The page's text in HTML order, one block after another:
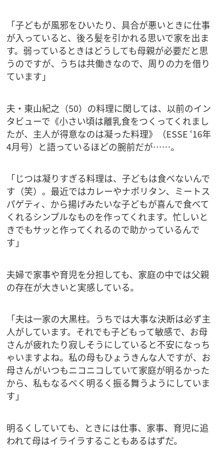
「子どもが風邪をひいたり、具合が悪いときに仕事
が入っていると、後ろ髪を引かれる思いで家を出ま
す。弱っているときはどうしても母親が必要だと思
うのですが、うちは共働きなので、周りの力を借り
ています」
夫・東山紀之（50）の料理に関しては、以前のイン
タビューで《小さい頃は離乳食をつくってくれまし
たが、主人が得意なのは凝った料理》（ESSE ‘16年
4月号）と語っているほどの腕前だが……。
「じつは凝りすぎる料理は、子どもは食べないんで
す（笑）。最近ではカレーやナポリタン、ミートス
パゲティ、から揚げみたいな子どもが喜んで食べて
くれるシンプルなものを作ってくれます。忙しいと
きでもサッと作ってくれるので助かっているんで
す」
夫婦で家事や育児を分担しても、家庭の中では父親
の存在が大きいと実感している。
「夫は一家の大黒柱。うちでは大事な決断は必ず主
人がしています。それでも子どもって敏感で、お母
さんが疲れたり寂しそうにしていると不安になっち
ゃいますよね。私の母もひょうきんな人ですが、お
母さんがいつもニコニコしていて家庭が明るかった
から、私もなるべく明るく振る舞うようにしていま
す」
明るくしていても、ときには仕事、家事、育児に追
われて母はイライラすることもあるはずだ。